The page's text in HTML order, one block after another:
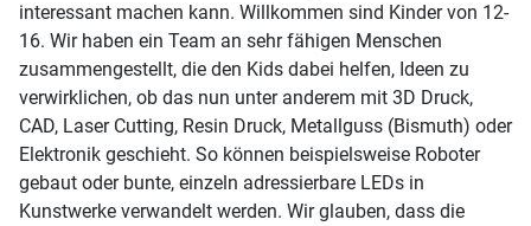
interessant machen kann. Willkommen sind Kinder von 12-
16. Wir haben ein Team an sehr fähigen Menschen
zusammengestellt, die den Kids dabei helfen, Ideen zu
verwirklichen, ob das nun unter anderem mit 3D Druck,
CAD, Laser Cutting, Resin Druck, Metallguss (Bismuth) oder
Elektronik geschieht. So können beispielsweise Roboter
gebaut oder bunte, einzeln adressierbare LEDs in
Kunstwerke verwandelt werden. Wir glauben, dass die